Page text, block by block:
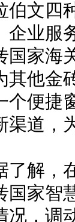
伯文四
企业服
国家海
其他金
个便捷
渠道，
，在
国家智
况，调